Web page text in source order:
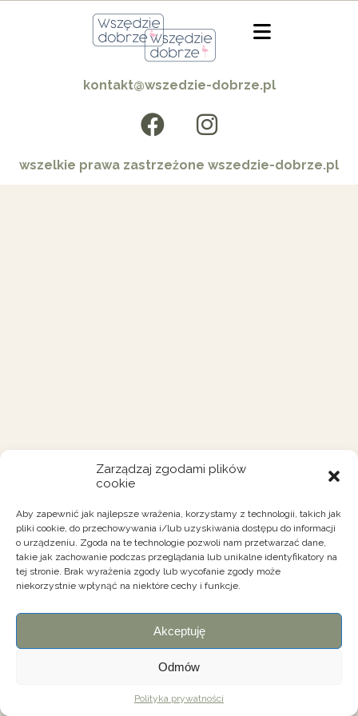
Zarządzaj zgodami plików
cookie
Aby zapewnić jak najlepsze wrażenia, korzystamy z technologii, takich jak
pliki cookie, do przechowywania i/lub uzyskiwania dostępu do informacji
o urządzeniu. Zgoda na te technologie pozwoli nam przetwarzać dane,
takie jak zachowanie podczas przeglądania lub unikalne identyfikatory na
tej stronie. Brak wyrażenia zgody lub wycofanie zgody może
niekorzystnie wpłynąć na niektóre cechy i funkcje.
Akceptuję
Odmów
Polityka prywatności
kontakt@wszedzie-dobrze.pl
wszelkie prawa zastrzeżone wszedzie-dobrze.pl